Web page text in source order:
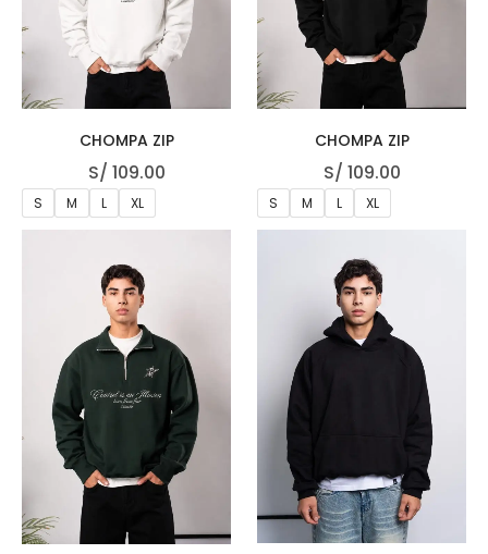
CHOMPA ZIP
S/ 109.00
S M L XL
CHOMPA ZIP
S/ 109.00
S M L XL